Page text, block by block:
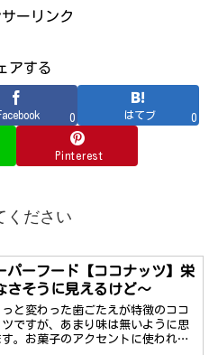
ーリンク
アする
0 はてブ 0
Pinterest
ください
パーフード【ココナッツ】栄
さそうに見えるけど～
っと変わった歯ごたえが特徴のココ
ツですが、あまり味は無いように思
す。お菓子のアクセントに使われる